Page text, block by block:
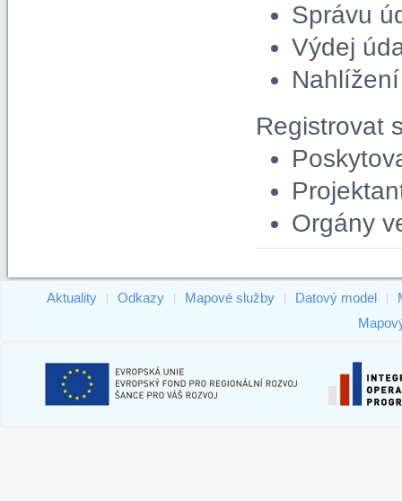
Správu
Výdej
Registrovat
Orgány
Aktuality Odkazy Mapové služby Datový model